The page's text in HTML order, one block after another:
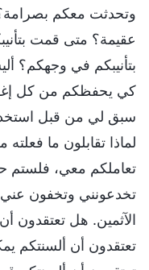
وتحدثت معكم
عقيمة؟ متى قمت
بتأنيبكم في وجهكم؟
كي يحفظكم من كل
سبق لي من قبل
لماذا تقابلون ما
تعاملكم معي، فلستم
تخدعونني وتخفون عني
الآثمين. هل تعتقدون
تعتقدون أن ألسنتكم